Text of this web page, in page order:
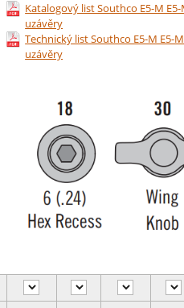
Katalogový list Southco E5-M
uzávěry
Technický list Southco E5-M E5-
uzávěry